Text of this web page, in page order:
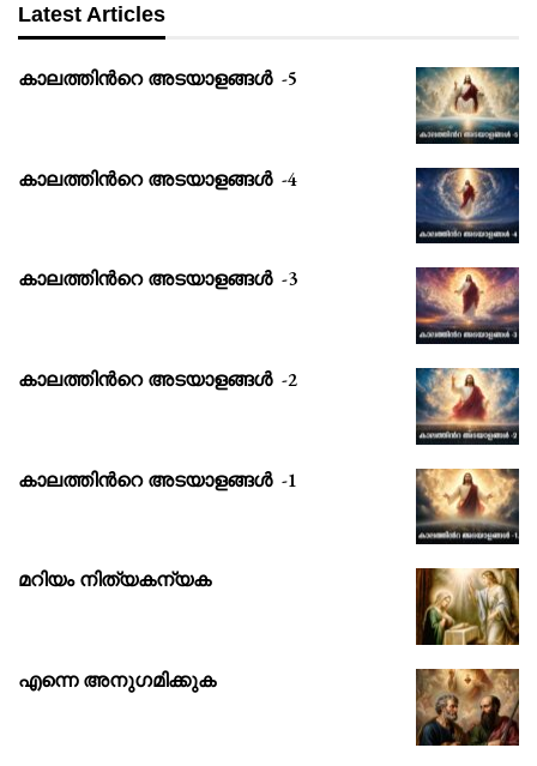
Latest Articles
കാലത്തിൻറെ അടയാളങ്ങൾ -5
കാലത്തിൻറെ അടയാളങ്ങൾ -4
കാലത്തിൻറെ അടയാളങ്ങൾ -3
കാലത്തിൻറെ അടയാളങ്ങൾ -2
കാലത്തിൻറെ അടയാളങ്ങൾ -1
മറിയം നിത്യകന്യക
എന്നെ അനുഗമിക്കുക